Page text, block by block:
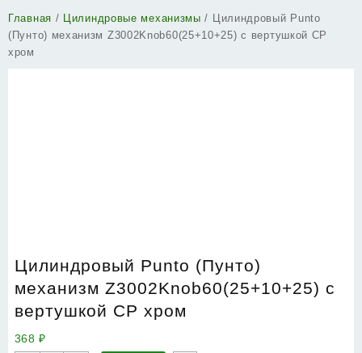
Главная / Цилиндровые механизмы / Цилиндровый Punto
(Пунто) механизм Z3002Knob60(25+10+25) с вертушкой CP
хром
Цилиндровый Punto (Пунто)
механизм Z3002Knob60(25+10+25) с
вертушкой CP хром
368₽